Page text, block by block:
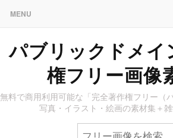
MENU
パブリックドメイ
権フリー画像
無料で商用利用可能な「完全著作権フリー（
写真・イラスト・絵画の素材集＋雑